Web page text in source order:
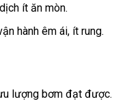
ít ăn mòn.
hành êm ái, ít rung.
lượng bơm đạt được.